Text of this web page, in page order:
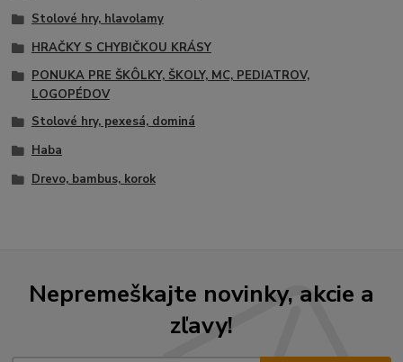
Stolové hry, hlavolamy
HRAČKY S CHYBIČKOU KRÁSY
PONUKA PRE ŠKÔLKY, ŠKOLY, MC, PEDIATROV,
LOGOPÉDOV
Stolové hry, pexesá, dominá
Haba
Drevo, bambus, korok
Nepremeškajte novinky, akcie a
zľavy!